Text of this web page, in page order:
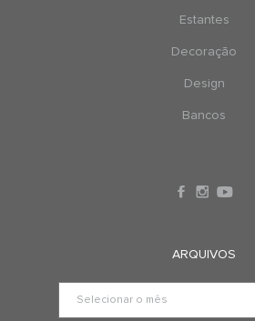
Estantes
Decoração
Design
Bancos
ARQUIVOS